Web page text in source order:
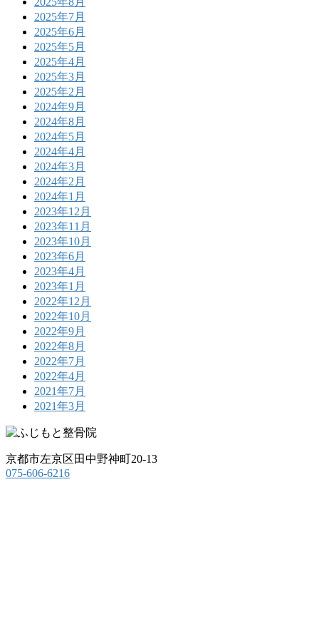
2025年7月
2025年6月
2025年5月
2025年4月
2025年3月
2025年2月
2024年9月
2024年8月
2024年5月
2024年4月
2024年3月
2024年2月
2024年1月
2023年12月
2023年11月
2023年10月
2023年6月
2023年4月
2023年1月
2022年12月
2022年10月
2022年9月
2022年8月
2022年7月
2022年4月
2021年7月
2021年3月
京都市左京区田中野神町20-13
075-606-6216